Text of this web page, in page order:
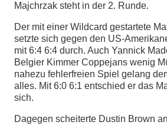
Majchrzak steht in der 2. Runde.
Der mit einer Wildcard gestartete
setzte sich gegen den US-
mit 6:4 6:4 durch. Auch Yannick
Belgier Kimmer Coppejans wenig
nahezu fehlerfreien Spiel gelang
alles. Mit 6:0 6:1 entschied er das
sich.
Dagegen scheiterte Dustin Brown